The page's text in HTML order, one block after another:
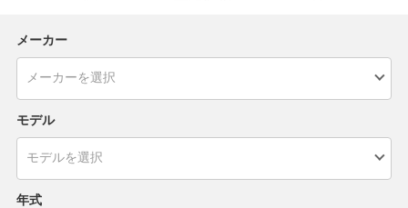
メーカー
モデル
年式